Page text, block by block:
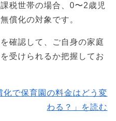
税世帯の場合、0〜2歳児
償化の対象です。
確認して、ご自身の家庭
受けられるか把握してお
化で保育園の料金はどう変
わる？」を読む